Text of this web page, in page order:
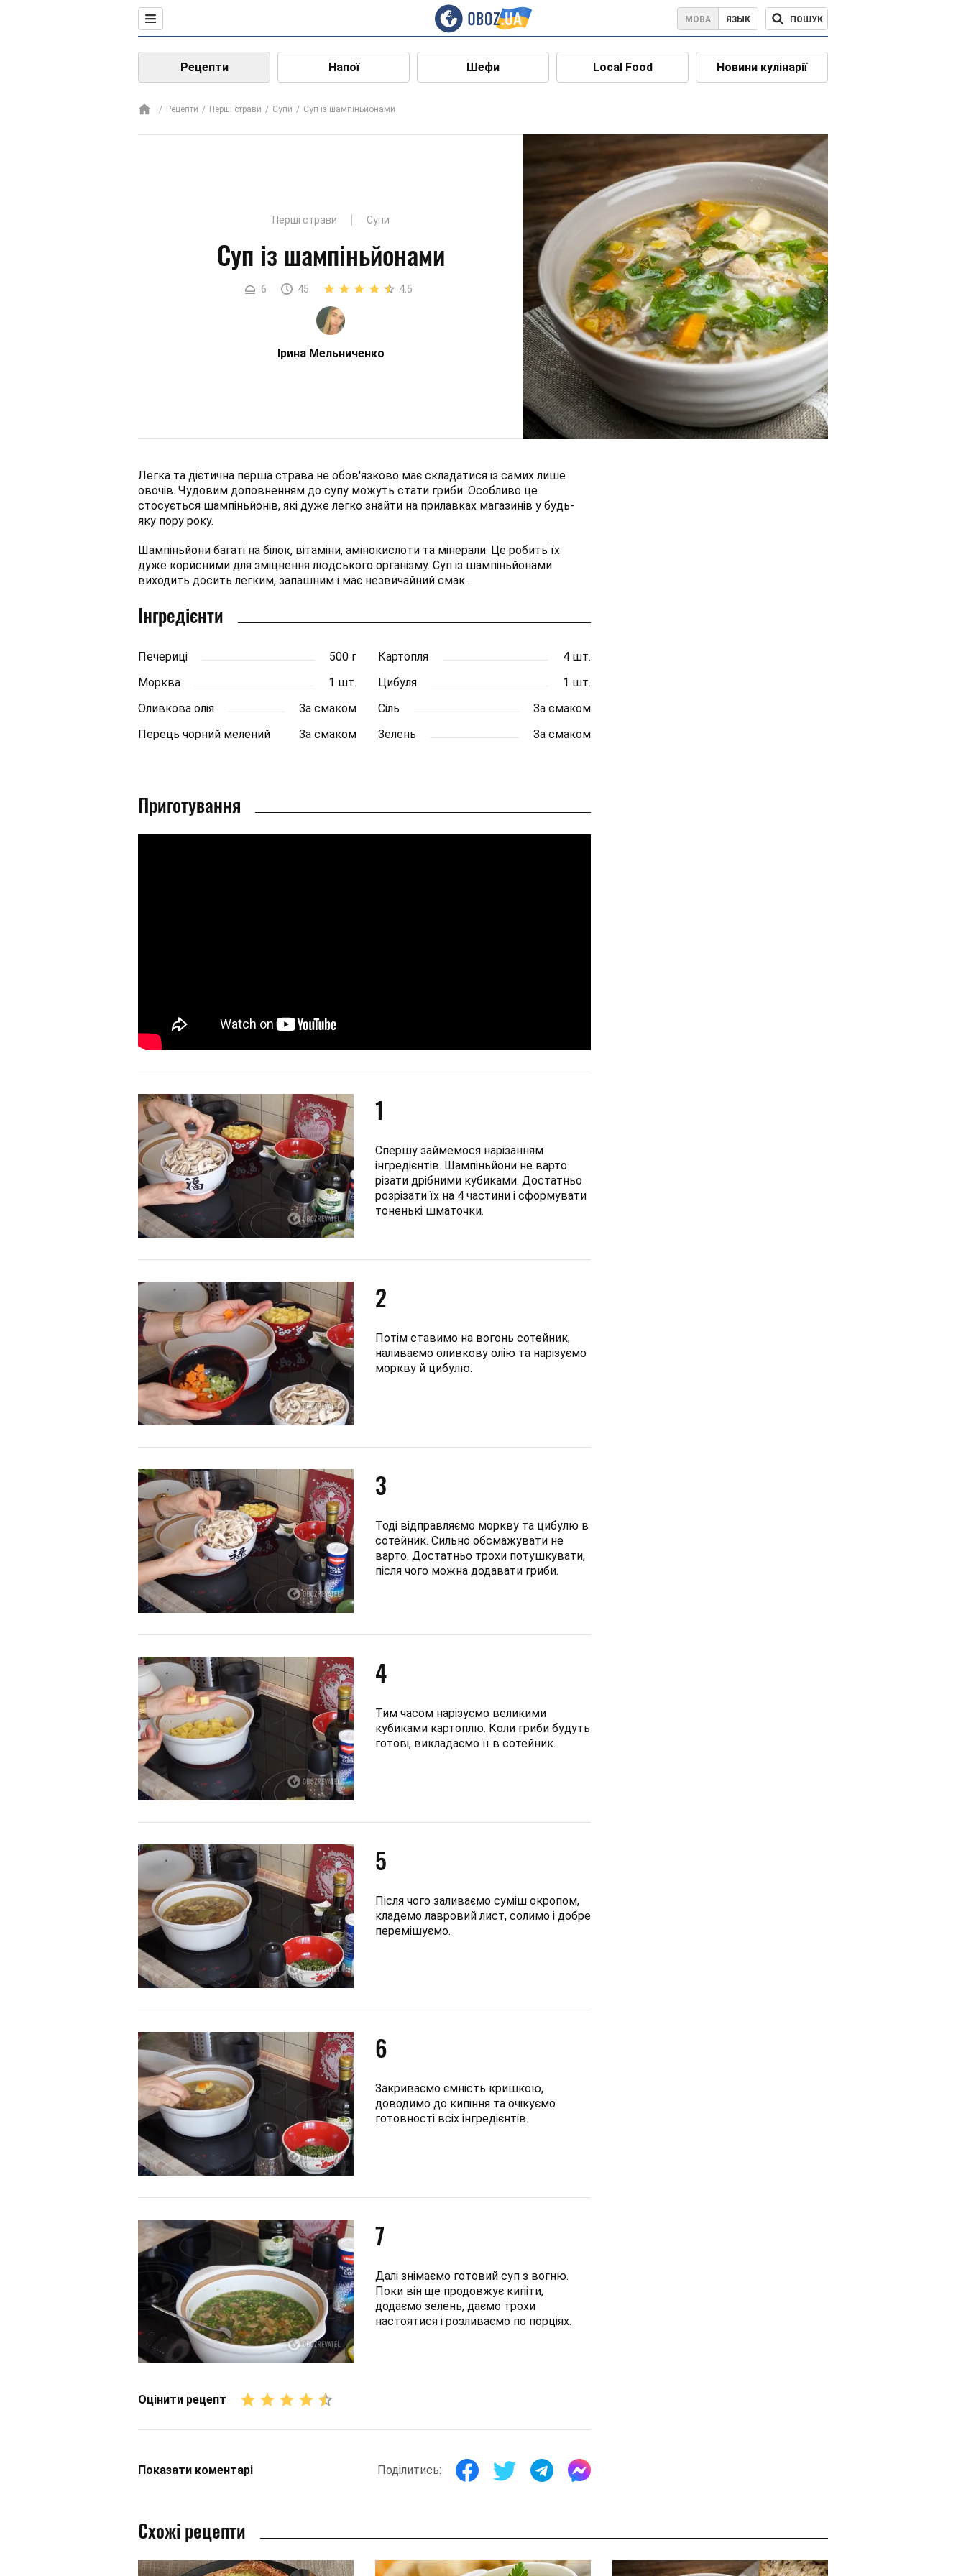
МОВА ЯЗЫК ПОШУК
Рецепти Напої Шефи Local Food Новини кулінарії
Рецепти Перші страви Супи Суп із шампіньйонами
Перші страви Супи
Суп із шампіньйонами
6 45 4.5
Ірина Мельниченко
Легка та дієтична перша страва не обов'язково має складатися із самих лише
овочів. Чудовим доповненням до супу можуть стати гриби. Особливо це
стосується шампіньйонів, які дуже легко знайти на прилавках магазинів у будь-
яку пору року.
Шампіньйони багаті на білок, вітаміни, амінокислоти та мінерали. Це робить їх
дуже корисними для зміцнення людського організму. Суп із шампіньйонами
виходить досить легким, запашним і має незвичайний смак.
Інгредієнти
Печериці 500 г Картопля
4 шт.
Морква
1 шт. Цибуля
1 шт.
Оливкова олія
За смаком Сіль
За смаком
Перець чорний мелений
За смаком Зелень За смаком
Приготування
1
Спершу займемося нарізанням
інгредієнтів. Шампіньйони не варто
різати дрібними кубиками. Достатньо
розрізати їх на 4 частини і сформувати
тоненькі шматочки.
2
Потім ставимо на вогонь сотейник,
наливаємо оливкову олію та нарізуємо
моркву й цибулю.
3
Тоді відправляємо моркву та цибулю в
сотейник. Сильно обсмажувати не
варто. Достатньо трохи потушкувати,
після чого можна додавати гриби.
4
Тим часом нарізуємо великими
кубиками картоплю. Коли гриби будуть
готові, викладаємо її в сотейник.
5
Після чого заливаємо суміш окропом,
кладемо лавровий лист, солимо і добре
перемішуємо.
6
Закриваємо ємність кришкою,
доводимо до кипіння та очікуємо
готовності всіх інгредієнтів.
7
Далі знімаємо готовий суп з вогню.
Поки він ще продовжує кипіти,
додаємо зелень, даємо трохи
настоятися і розливаємо по порціях.
Оцінити рецепт
Показати коментарі Поділитись:
Схожі рецепти